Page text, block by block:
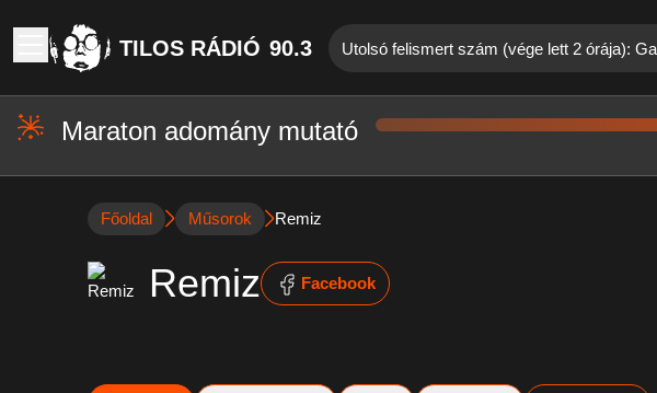
TILOS RÁDIÓ 90.3 Utolsó felismert szám (vége lett 2 órája):
Maraton adomány mutató
Főoldal Műsorok Remiz
Remiz Facebook